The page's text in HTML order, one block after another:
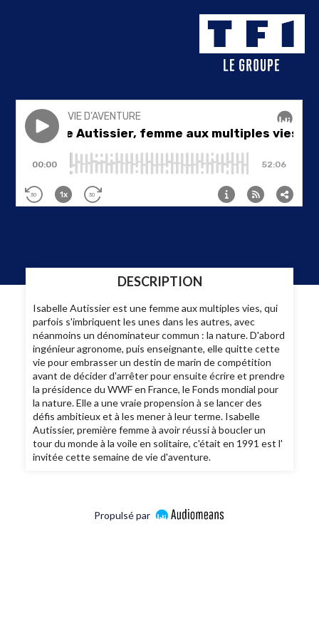
DESCRIPTION
Isabelle Autissier est une femme aux multiples vies, qui
parfois s'imbriquent les unes dans les autres, avec
néanmoins un dénominateur commun : la nature. D'abord
ingénieur agronome, puis enseignante, elle quitte cette
vie pour embrasser un destin de marin de compétition
avant de décider d'arrêter pour ensuite écrire et prendre
la présidence du WWF en France, le Fonds mondial pour
la nature. Elle a une vraie propension à se lancer des
défis ambitieux et à les mener à leur terme. Isabelle
Autissier, première femme à avoir réussi à boucler un
tour du monde à la voile en solitaire, c'était en 1991 est l'
invitée cette semaine de vie d'aventure.
Propulsé par